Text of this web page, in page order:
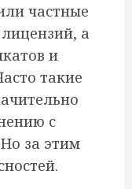
частные
а
и
такие
с
за этим